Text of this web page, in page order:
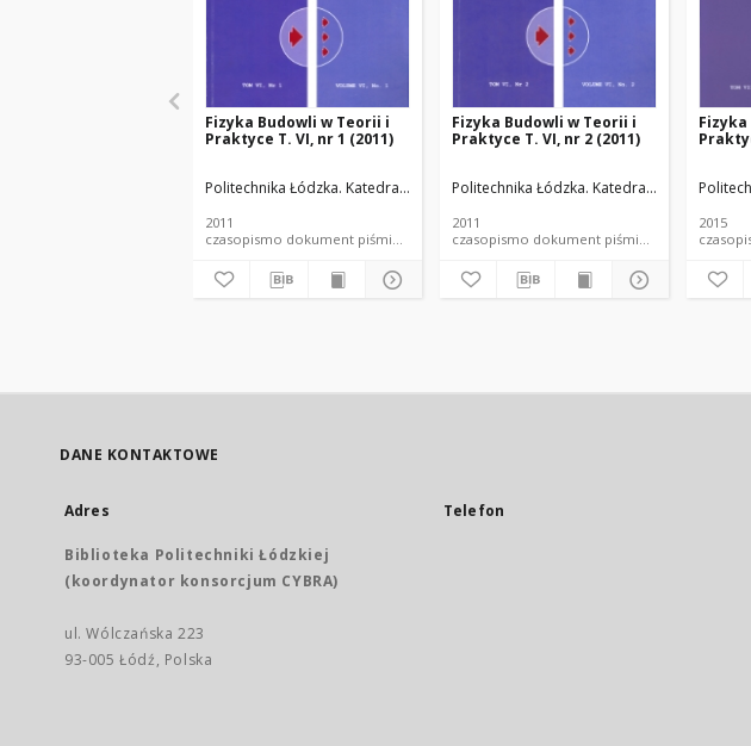
Fizyka Budowli w Teorii i
Praktyce T. VI, nr 1 (2011)
Politechnika Łódzka. Katedra Fizyki Budowli i Materiałów Budowlanych.
2011
czasopismo dokument piśmienniczy
Fizyka Budowli w Teorii i
Praktyce T. VI, nr 2 (2011)
Politechnika Łódzka. Katedra Fizyki Budowli
2011
czasopismo dokument piśmienniczy
2015
DANE KONTAKTOWE
Adres
Biblioteka Politechniki Łódzkiej
(koordynator konsorcjum CYBRA)
ul. Wólczańska 223
93-005 Łódź, Polska
Telefon